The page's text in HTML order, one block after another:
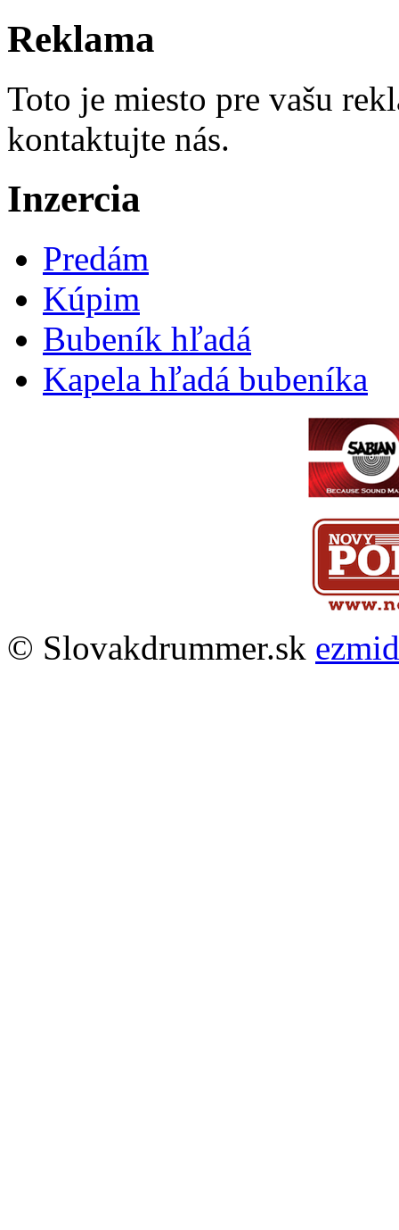
Reklama
Toto je miesto pre vašu
kontaktujte nás.
Inzercia
Predám
Kúpim
Bubeník hľadá
Kapela hľadá bubeníka
© Slovakdrummer.sk